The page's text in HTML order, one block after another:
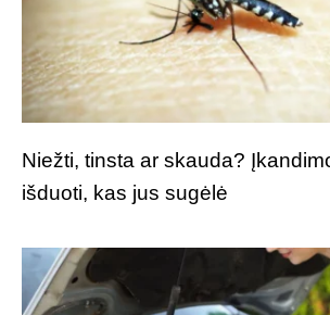
Niežti, tinsta ar skauda?
išduoti, kas jus sugėlė